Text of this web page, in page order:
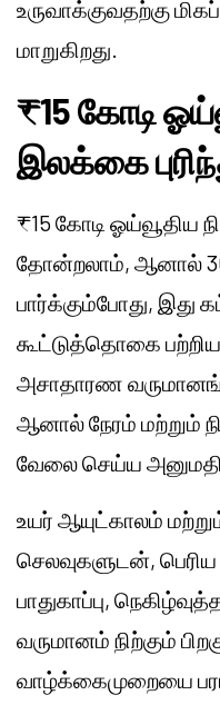
உருவாக்குவதற்கு
மாறுகிறது.
₹15 கோடி
இலக்கை
₹15 கோடி ஓய்வூதிய
தோன்றலாம், ஆனால்
பார்க்கும்போது, ​​இது
கூட்டுத்தொகை பற்றிய
அசாதாரண
ஆனால் நேரம் மற்றும்
வேலை செய்ய
உயர் ஆயுட்காலம்
செலவுகளுடன், பெரிய
பாதுகாப்பு,
வருமானம் நிற்கும்
வாழ்க்கைமுறையை